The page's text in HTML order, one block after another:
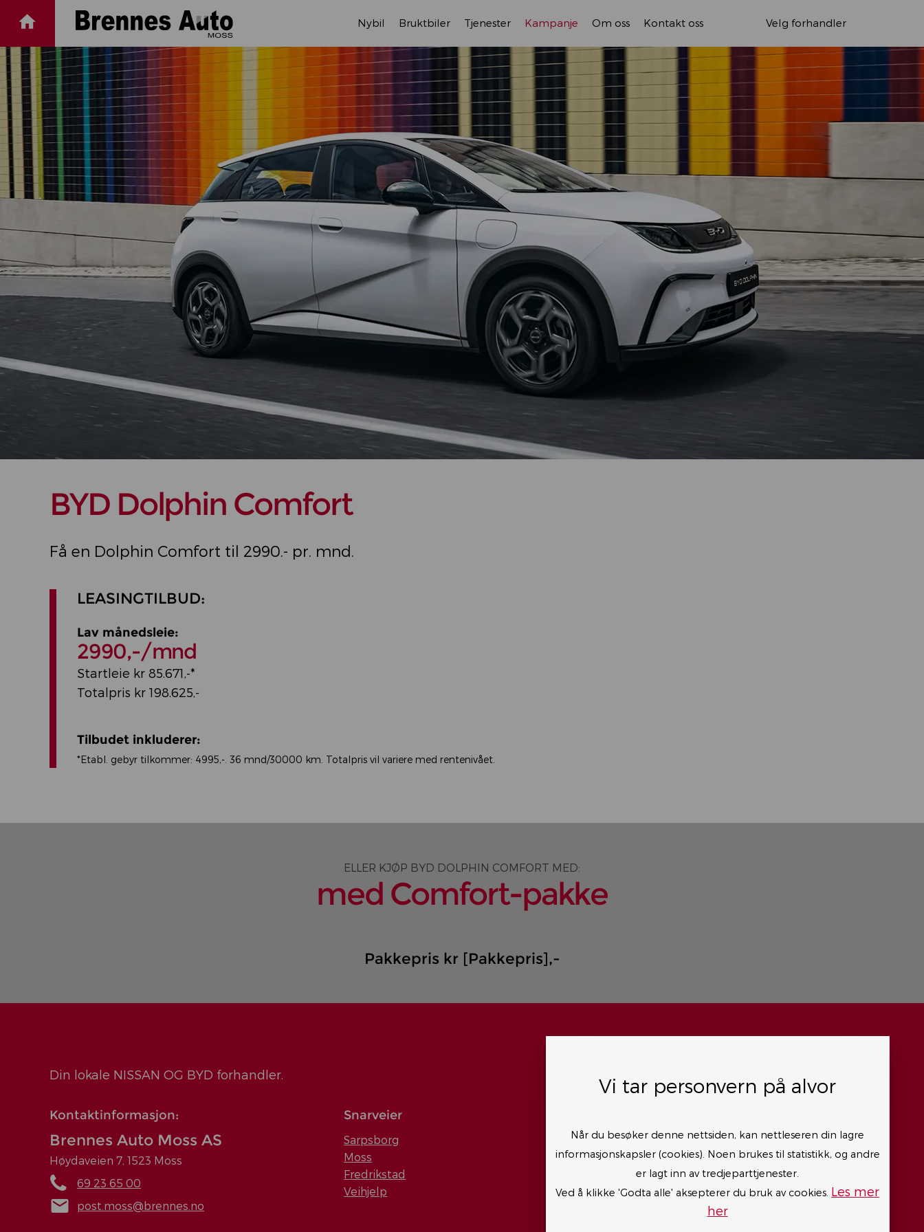
Nybil Bruktbiler Tjenester Kampanje Om oss Kontakt oss Velg forhandler
BYD Dolphin Comfort
Få en Dolphin Comfort til 2990.- pr. mnd.
LEASINGTILBUD:
Lav månedsleie:
2990,-/mnd
Startleie kr 85.671,-*
Totalpris kr 198.625,-
Tilbudet inkluderer:
*Etabl. gebyr tilkommer: 4995,-. 36 mnd/30000 km. Totalpris vil variere med rentenivået.
ELLER KJØP BYD DOLPHIN COMFORT MED:
med Comfort-pakke
Pakkepris kr [Pakkepris],-
Din lokale NISSAN OG BYD forhandler.
Kontaktinformasjon:
Brennes Auto Moss AS
Høydaveien 7, 1523 Moss
69 23 65 00
post.moss@brennes.no
Snarveier
Sarpsborg
Moss
Fredrikstad
Veihjelp
Cookies
Åpenhetsloven
Dine rettigheter etter dataforordningen
Bærekraft og Miljø
Vi tar personvern på alvor
Når du besøker denne nettsiden, kan nettleseren din lagre
informasjonskapsler (cookies). Noen brukes til statistikk, og andre
er lagt inn av tredjeparttjenester.
Ved å klikke 'Godta alle' aksepterer du bruk av cookies. Les mer
her